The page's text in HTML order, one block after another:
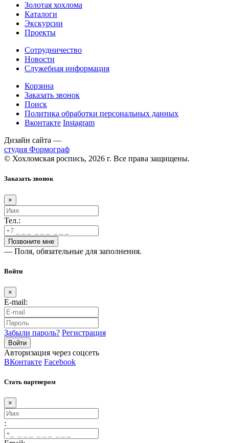
Золотая хохлома
Каталоги
Экскурсии
Проекты
Сотрудничество
Новости
Служебная информация
Корзина
Заказать звонок
Поиск
Политика обработки персональных данных
Вконтакте Instagram
Дизайн сайта —
студия Формограф
© Хохломская роспись, 2026 г. Все права защищены.
Заказать звонок
×
Тел.:
— Поля, обязательные для заполнения.
Войти
×
E-mail:
Забыли пароль? Регистрация
Авторизация через соцсеть
ВКонтакте Facebook
Стать партнером
×
: